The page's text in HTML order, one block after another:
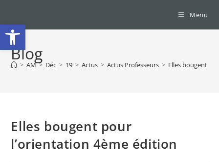
Ouvrir la barre d’outils
Menu
Blog
> AM > Déc > 19 > Actus > Actus Professeurs > Elles bougent
Elles bougent pour
l’orientation 4ème édition